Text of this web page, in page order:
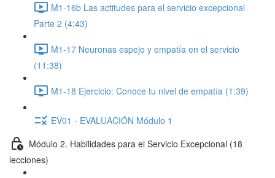
M1-16b Las actitudes para el servicio excepcional
Parte 2 (4:43)
M1-17 Neuronas espejo y empatía en el servicio
(11:38)
M1-18 Ejercicio: Conoce tu nivel de empatía (1:39)
EV01 - EVALUACIÓN Módulo 1
Módulo 2. Habilidades para el Servicio Excepcional (18
lecciones)